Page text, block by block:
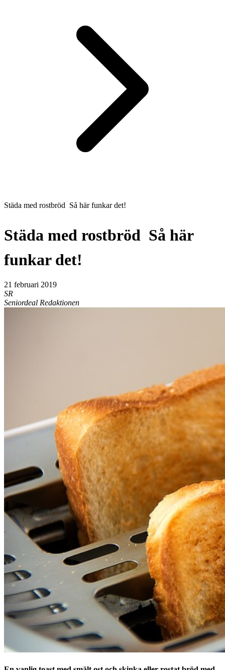
Städa med rostbröd  Så här funkar det!
Städa med rostbröd  Så här
funkar det!
21 februari 2019
SR
Seniordeal Redaktionen